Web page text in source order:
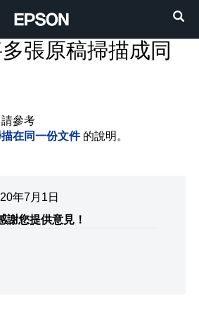
張原稿掃描成同
參考
在同一份文件的說明。
年7月1日
謝您提供意見！